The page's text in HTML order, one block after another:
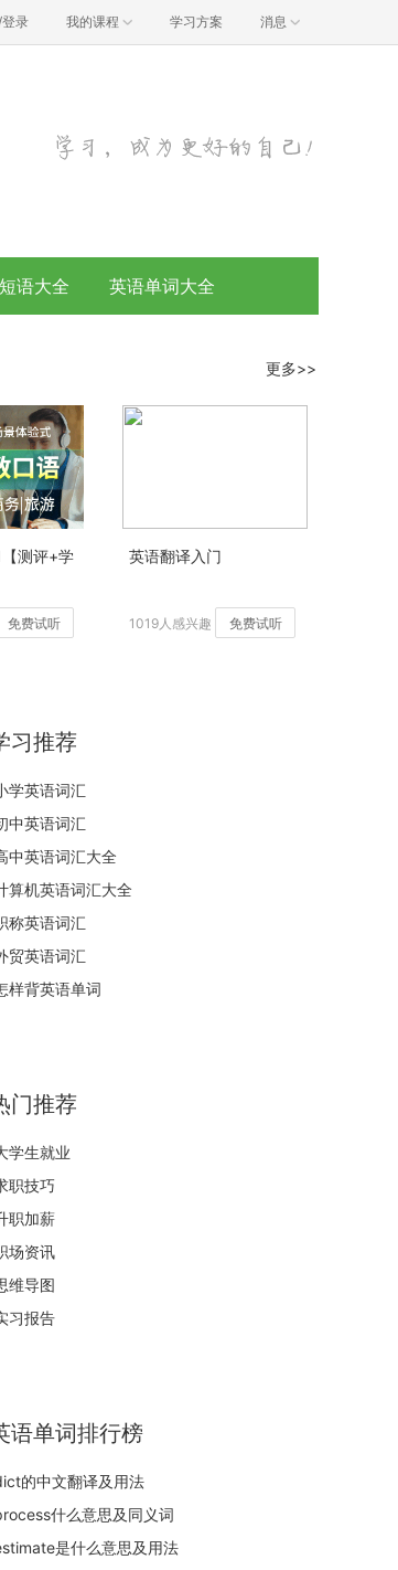
录 我的课程 学习方案 消息
语大全 英语单词大全
更多>>
测评+学
免费试听
英语翻译入门
1019人感兴趣 免费试听
习推荐
学英语词汇
中英语词汇
中英语词汇大全
算机英语词汇大全
称英语词汇
贸英语词汇
样背英语单词
门推荐
学生就业
职技巧
职加薪
场资讯
维导图
习报告
语单词排行榜
的中文翻译及用法
什么意思及同义词
是什么意思及用法